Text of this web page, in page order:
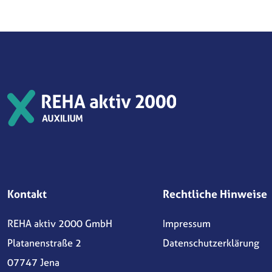
Kontakt
REHA aktiv 2000 GmbH
Platanenstraße 2
07747 Jena
Rechtliche Hinweise
Impressum
Datenschutzerklärung